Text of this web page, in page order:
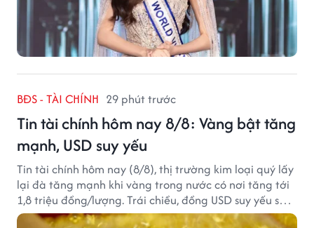
BĐS - TÀI CHÍNH 29 phút trước
Tin tài chính hôm nay 8/8: Vàng bật tăng
mạnh, USD suy yếu
Tin tài chính hôm nay (8/8), thị trường kim loại quý lấy
lại đà tăng mạnh khi vàng trong nước có nơi tăng tới
1,8 triệu đồng/lượng. Trái chiều, đồng USD suy yếu sau
báo cáo việc làm Mỹ kém tích cực.